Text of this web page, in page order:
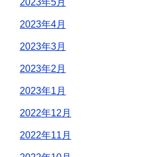
2023年5月
2023年4月
2023年3月
2023年2月
2023年1月
2022年12月
2022年11月